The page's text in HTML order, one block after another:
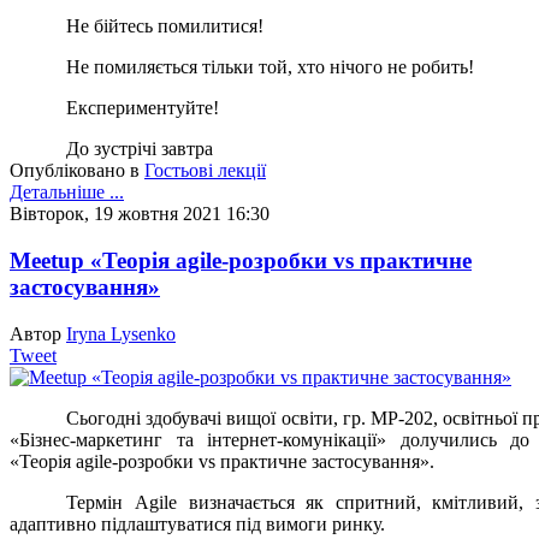
Не бійтесь помилитися!
Не помиляється тільки той, хто нічого не робить!
Експериментуйте!
До зустрічі завтра
Опубліковано в Гостьові лекції
Детальніше ...
Вівторок, 19 жовтня 2021 16:30
Meetup «Теорія agile-розробки vs практичне
застосування»
Автор Iryna Lysenko
Tweet
Сьогодні здобувачі вищої освіти, гр. МР-202, освітньої
«Бізнес-маркетинг та інтернет-комунікації» долучились
«Теорія agile-розробки vs практичне застосування».
Термін Agile визначається як спритний, кмітливий,
адаптивно підлаштуватися під вимоги ринку.